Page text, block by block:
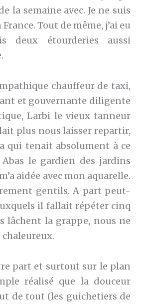
la semaine avec. Je ne suis
Tout de même, j’ai eu
deux étourderies aussi
chauffeur de taxi,
et gouvernante diligente
Larbi le vieux tanneur
plus nous laisser repartir,
qui tenait absolument à ce
le gardien des jardins
aidée avec mon aquarelle.
gentils. A part peut-
il fallait répéter cinq
lâchent la grappe, nous ne
chaleureux.
part et surtout sur le plan
réalisé que la douceur
de tout (les guichetiers de